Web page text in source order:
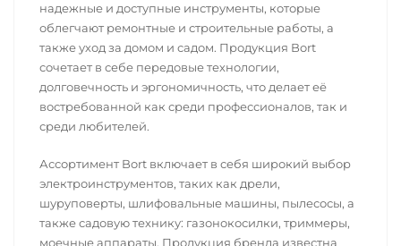
надежные и доступные инструменты, которые
облегчают ремонтные и строительные работы, а
также уход за домом и садом. Продукция Bort
сочетает в себе передовые технологии,
долговечность и эргономичность, что делает её
востребованной как среди профессионалов, так и
среди любителей.
Ассортимент Bort включает в себя широкий выбор
электроинструментов, таких как дрели,
шуруповерты, шлифовальные машины, пылесосы, а
также садовую технику: газонокосилки, триммеры,
моечные аппараты. Продукция бренда известна